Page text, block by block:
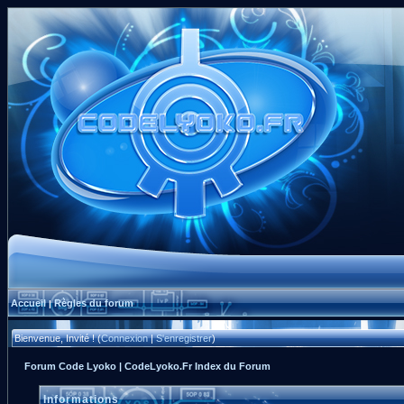
Accueil|Règles du forum
Bienvenue, Invité ! (Connexion|S'enregistrer)
Forum Code Lyoko | CodeLyoko.Fr Index du Forum
Informations